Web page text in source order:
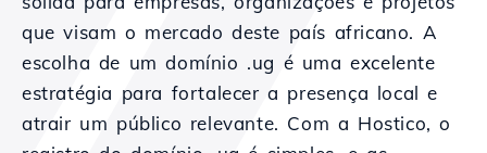
que visam o mercado deste país africano. A
escolha de um domínio .ug é uma excelente
estratégia para fortalecer a presença local e
atrair um público relevante. Com a Hostico, o